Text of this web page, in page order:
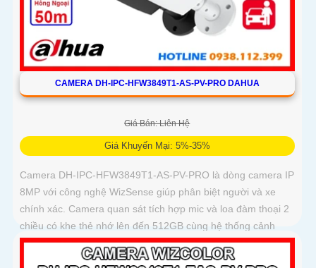
CAMERA DH-IPC-HFW3849T1-AS-PV-PRO DAHUA
Giá Bán: Liên Hệ
Giá Khuyến Mại: 5%-35%
Camera DH-IPC-HFW3849T1-AS-PV-PRO là dòng camera IP
8MP với công nghệ WizSense giúp phân biệt người và xe
chính xác. Camera quan sát tích hợp mic và loa đàm thoại 2
chiều có khe thẻ nhớ lên đến 512GB cùng hệ thống cảnh
báo chủ động với đèn xanh đỏ và âm thanh